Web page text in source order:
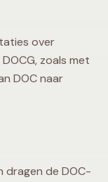
over
zoals met
DOC naar
dragen de DOC-